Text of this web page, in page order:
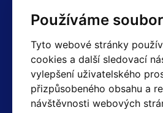
Používáme
Tyto webové stránky
cookies a další sledovací
vylepšení uživatelského
přizpůsobeného obsahu a
návštěvnosti webových
+420 603 357 606 +420 605
Fakturační a expediční oddělení
+420 605 259 759 (Po–Pá: 7:30 – 15:00)
Technické oddělení
+420 603 355 085 (Po–Pá: 8:00 – 16:00)